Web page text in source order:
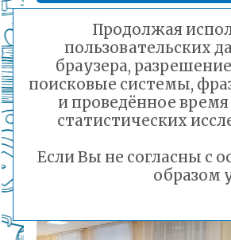
Порядок
малоимущих семей
Подробнее...
Горячая линия по
30-21
дошкольного образования
хорошей
10.10.2025
Продолжая
пользовательских
браузера,
поисковые системы,
и проведённое
статистических
Если Вы не согласны с
образом